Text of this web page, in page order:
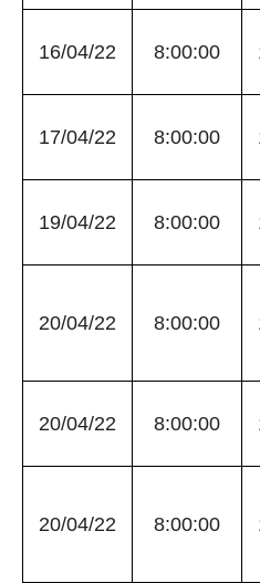
16/04/22 8:00:00
17/04/22 8:00:00
19/04/22 8:00:00
20/04/22 8:00:00
20/04/22 8:00:00
20/04/22 8:00:00